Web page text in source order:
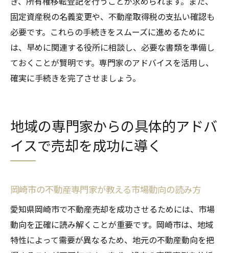
固定資産税の名義変更や、不動産取得税の支払い確認も
必要です。これらの手続きをスムーズに進めるために
は、早めに関連する役所に相談し、必要な書類を準備し
ておくことが賢明です。専門家のアドバイスを活用し、
確実に手続きを完了させましょう。
地域の専門家からの具体的アドバ
イスで売却を成功に導く
岡崎市の不動産専門家が教える市場動向の読み方
愛知県岡崎市で不動産売却を成功させるためには、市場
動向を正確に読み解くことが重要です。岡崎市は、地域
特性によって需要が異なるため、地元の不動産動向を把